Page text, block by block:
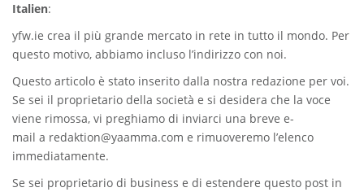
Italien:
yfw.ie crea il più grande mercato in rete in tutto il mondo. Per
questo motivo, abbiamo incluso l’indirizzo con noi.
Questo articolo è stato inserito dalla nostra redazione per voi.
Se sei il proprietario della società e si desidera che la voce
viene rimossa, vi preghiamo di inviarci una breve e-
mail a redaktion@yaamma.com e rimuoveremo l’elenco
immediatamente.
Se sei proprietario di business e di estendere questo post in